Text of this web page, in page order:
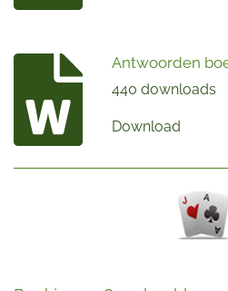
Antwoorden
440 downloads
Download